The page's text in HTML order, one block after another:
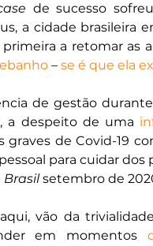
de sucesso
a cidade brasileira
primeira a retomar as
– se é que ela
de gestão
a despeito de uma
graves de Covid-19
para cuidar
Brasil setembro de
vão da
em momentos